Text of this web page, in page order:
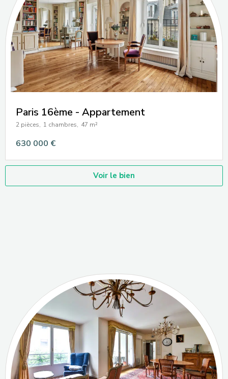
Paris 16ème - Appartement
2 pièces, 1 chambres, 47 m²
630 000 €
Voir le bien